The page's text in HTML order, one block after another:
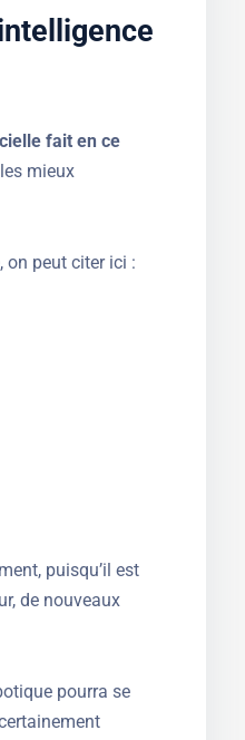
fait en ce
mieux
on peut citer ici :
puisqu’il est
de nouveaux
pourra se